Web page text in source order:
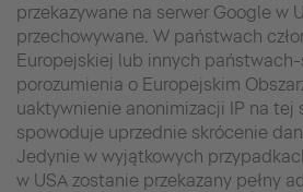
przekazywane na serwer Google w
przechowywane. W państwach
Europejskiej lub innych
porozumienia o Europejskim
uaktywnienie anonimizacji IP na tej
spowoduje uprzednie skrócenie
Jedynie w wyjątkowych
w USA zostanie przekazany pełny